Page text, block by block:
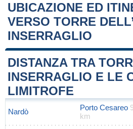
UBICAZIONE ED
VERSO TORRE DELL’
INSERRAGLIO
+
−
Leaflet
DISTANZA TRA
INSERRAGLIO E LE
LIMITROFE
Nardò Porto Cesareo
km